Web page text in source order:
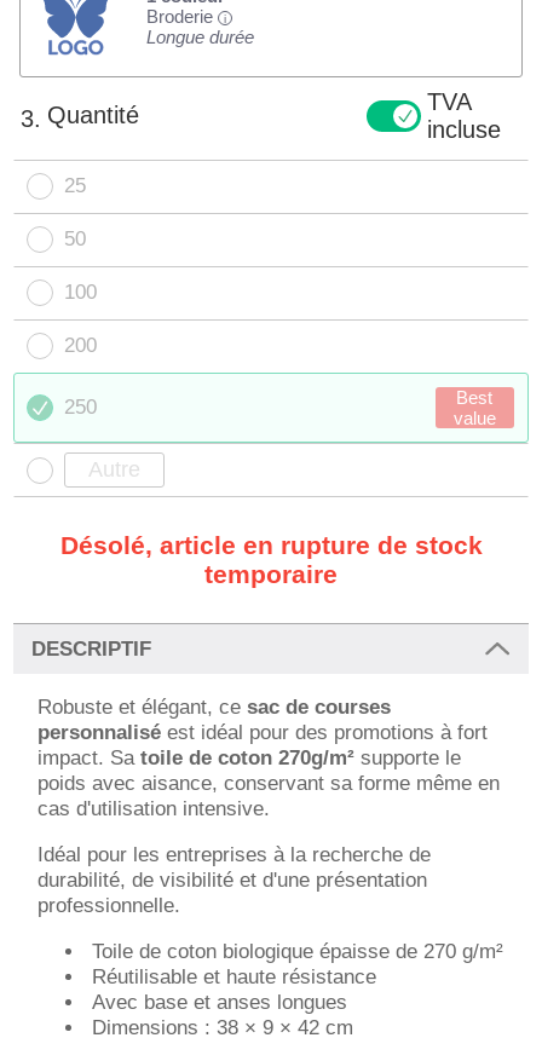
Broderie
i
Longue durée
3. Quantité
TVA
incluse
25
50
100
200
250
Best
value
Désolé, article en rupture de stock
temporaire
DESCRIPTIF
Robuste et élégant, cesac de courses
personnalisé est idéal pour des promotions à fort
impact. Satoile de coton 270g/m² supporte le
poids avec aisance, conservant sa forme même en
cas d'utilisation intensive.
Idéal pour les entreprises à la recherche de
durabilité, de visibilité et d'une présentation
professionnelle.
Toile de coton biologique épaisse de 270 g/m²
Réutilisable et haute résistance
Avec base et anses longues
Dimensions : 38 × 9 × 42 cm